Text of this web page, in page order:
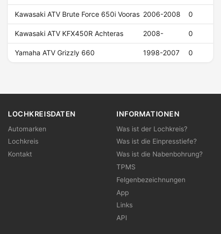
Kawasaki ATV Brute Force 650i Vooras 2006-2008 0
Kawasaki ATV KFX450R Achteras 2008- 0
Yamaha ATV Grizzly 660 1998-2007 0
LOCHKREISDATEN
Automarken
Lochkreis
Kontakt
INFORMATIONEN
Was ist der Lochkreis?
Was ist die Einpresstiefe?
Was ist die Nabenbohrung?
TPMS
Felgenbezeichnungen
App
Links
API